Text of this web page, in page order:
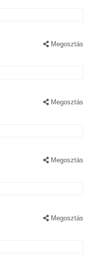
Megosztás
Megosztás
Megosztás
Megosztás